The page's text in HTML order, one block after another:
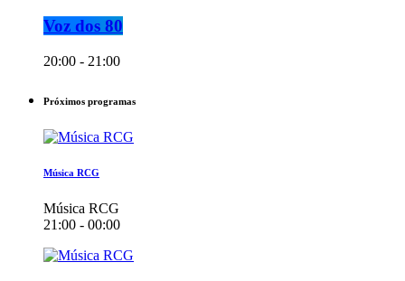
Voz dos 80
20:00 - 21:00
Próximos programas
Música RCG
Música RCG
21:00 - 00:00